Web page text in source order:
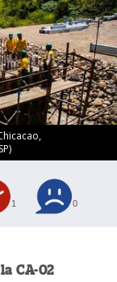
1 0
CA-02